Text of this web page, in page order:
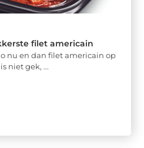
filet americain
nu en dan filet americain op
niet gek, ...